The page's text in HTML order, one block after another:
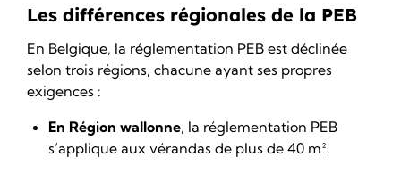
Les différences régionales de la PEB
En Belgique, la réglementation PEB est déclinée
selon trois régions, chacune ayant ses propres
exigences :
En Région wallonne, la réglementation PEB
s’applique aux vérandas de plus de 40 m².